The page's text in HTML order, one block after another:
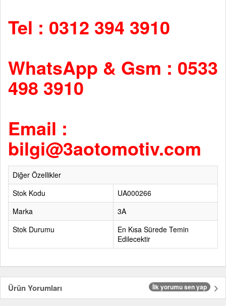
Tel : 0312 394 3910
WhatsApp & Gsm : 0533
498 3910
Email :
bilgi@3aotomotiv.com
Diğer Özellikler
Stok Kodu
UA000266
Marka
3A
Stok Durumu
En Kısa Sürede Temin
Edilecektir
Ürün Yorumları İlk yorumu sen yap